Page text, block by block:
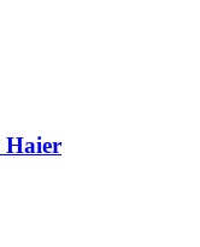
Haier